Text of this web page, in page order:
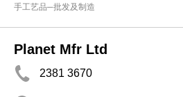
手工艺品─批发及制造
Planet Mfr Ltd
2381 3670